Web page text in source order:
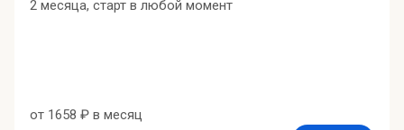
2 месяца, старт в любой момент
от 1658 ₽ в месяц